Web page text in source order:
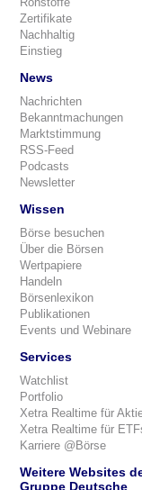
Zertifikate
Nachhaltig
Einstieg
News
Nachrichten
Bekanntmachungen
Marktstimmung
RSS-Feed
Podcasts
Newsletter
Wissen
Börse besuchen
Über die Börsen
Wertpapiere
Handeln
Börsenlexikon
Publikationen
Events und Webinare
Services
Watchlist
Portfolio
Xetra Realtime für
Xetra Realtime für
Karriere @Börse
Weitere Websites
Gruppe Deutsche